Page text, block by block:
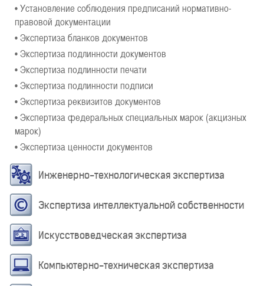
• Установление соблюдения предписаний нормативно-
правовой документации
• Экспертиза бланков документов
• Экспертиза подлинности документов
• Экспертиза подлинности печати
• Экспертиза подлинности подписи
• Экспертиза реквизитов документов
• Экспертиза федеральных специальных марок (акцизных
марок)
• Экспертиза ценности документов
Инженерно-технологическая экспертиза
Экспертиза интеллектуальной собственности
Искусствоведческая экспертиза
Компьютерно-техническая экспертиза